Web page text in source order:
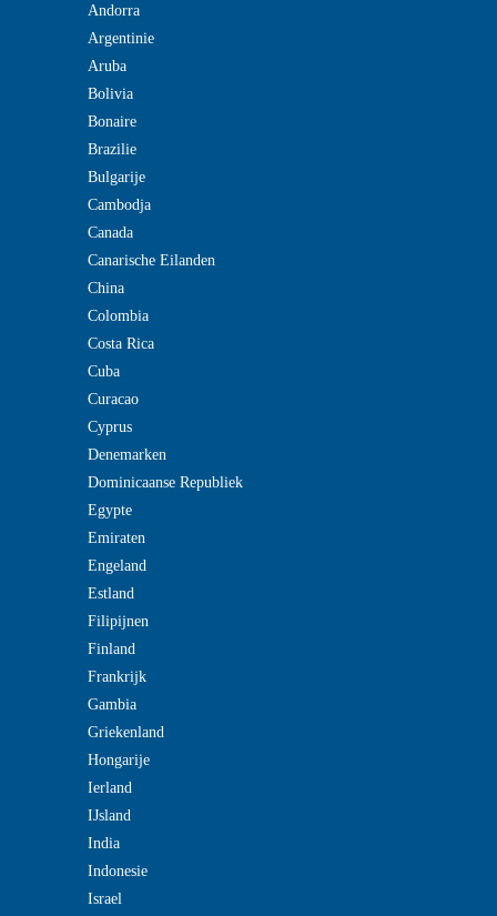
Andorra
Argentinie
Aruba
Bolivia
Bonaire
Brazilie
Bulgarije
Cambodja
Canada
Canarische Eilanden
China
Colombia
Costa Rica
Cuba
Curacao
Cyprus
Denemarken
Dominicaanse Republiek
Egypte
Emiraten
Engeland
Estland
Filipijnen
Finland
Frankrijk
Gambia
Griekenland
Hongarije
Ierland
IJsland
India
Indonesie
Israel